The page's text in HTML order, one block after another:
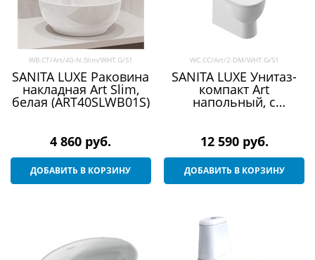
WB.CT/Art/40-N.Slim/WHT.G/S1
SANITA LUXE Раковина
накладная Art Slim,
белая (ART40SLWB01S)
4 860 руб.
ДОБАВИТЬ В КОРЗИНУ
WC.CC/Art/2-DM/WHT.G/S1
SANITA LUXE Унитаз-
компакт Art
напольный, с
12 590 руб.
ДОБАВИТЬ В КОРЗИНУ